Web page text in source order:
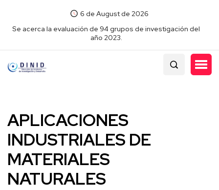
6 de August de 2026
Se acerca la evaluación de 94 grupos de investigación del
año 2023.
APLICACIONES
INDUSTRIALES DE
MATERIALES
NATURALES